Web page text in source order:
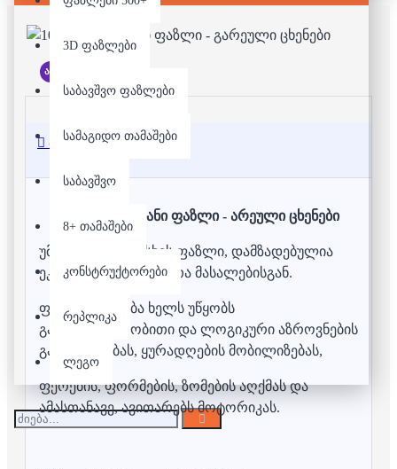
3D ფაზლები
საბავშვო ფაზლები
სამაგიდო თამაშები
საბავშვო
8+ თამაშები
კონსტრუქტორები
რეპლიკა
ლეგო
არ არის მარაგში
აღწერა
1000 დეტალიანი ფაზლი - არეული ცხენები
უმაღლესი ხარისხის ფაზლი, დამზადებულია
ეკოლოგიურად სუფთა მასალებისგან.
ფაზლის აწყობა ხელს უწყობს
გამომსახველობითი და ლოგიკური აზროვნების
განვითარებას, ყურადღების მობილიზებას,
ფერების, ფორმების, ზომების აღქმას და
ამასთანავე, ავითარებს მოტორიკას.